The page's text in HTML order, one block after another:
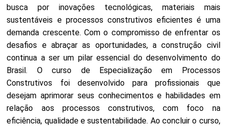
busca por inovações tecnológicas, materiais mais
sustentáveis e processos construtivos eficientes é uma
demanda crescente. Com o compromisso de enfrentar os
desafios e abraçar as oportunidades, a construção civil
continua a ser um pilar essencial do desenvolvimento do
Brasil. O curso de Especialização em Processos
Construtivos foi desenvolvido para profissionais que
desejam aprimorar seus conhecimentos e habilidades em
relação aos processos construtivos, com foco na
eficiência, qualidade e sustentabilidade. Ao concluir o curso,